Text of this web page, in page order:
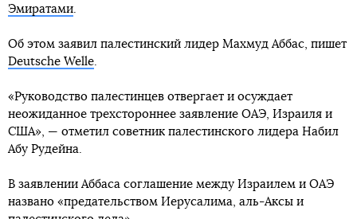
Эмиратами.
Об этом заявил палестинский лидер Махмуд Аббас, пишет
Deutsche Welle.
«Руководство палестинцев отвергает и осуждает
неожиданное трехстороннее заявление ОАЭ, Израиля и
США», — отметил советник палестинского лидера Набил
Абу Рудейна.
В заявлении Аббаса соглашение между Израилем и ОАЭ
названо «предательством Иерусалима, аль-Аксы и